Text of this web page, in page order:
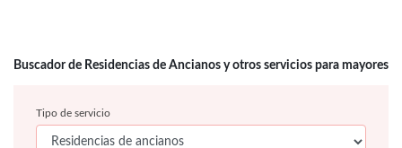
Buscador de Residencias de Ancianos y otros servicios para mayores
Tipo de servicio